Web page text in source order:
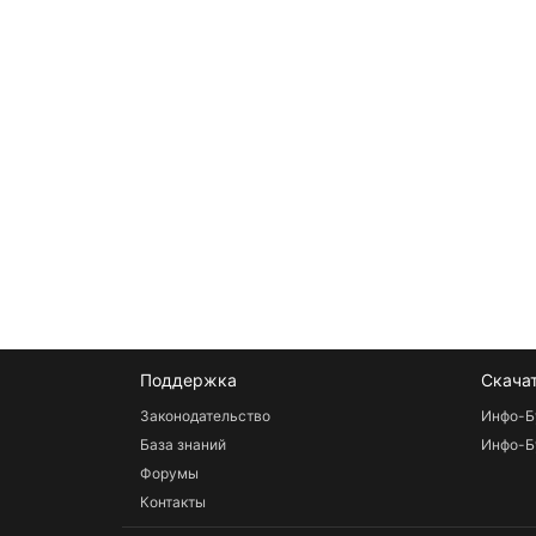
Поддержка
Законодательство
База знаний
Форумы
Контакты
Инфо-
Инфо-